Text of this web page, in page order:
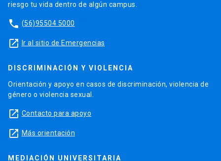
riesgo tu vida dentro de algún campus.
phone (56)95504 5000
launch Ir al sitio de Emergencias
DISCRIMINACIÓN Y VIOLENCIA
Orientación y apoyo en casos de discriminación, violencia de
género o violencia sexual.
launch Contacto para apoyo
launch Más orientación
MEDIACIÓN UNIVERSITARIA